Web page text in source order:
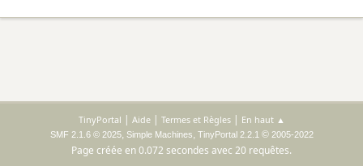
TinyPortal | Aide| Termes et Règles| En haut ▲
SMF 2.1.6 © 2025, Simple Machines, TinyPortal 2.2.1© 2005-2022
Page créée en 0.072 secondes avec 20 requêtes.